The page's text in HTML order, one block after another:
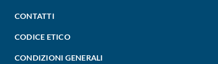
CONTATTI
CODICE ETICO
CONDIZIONI GENERALI